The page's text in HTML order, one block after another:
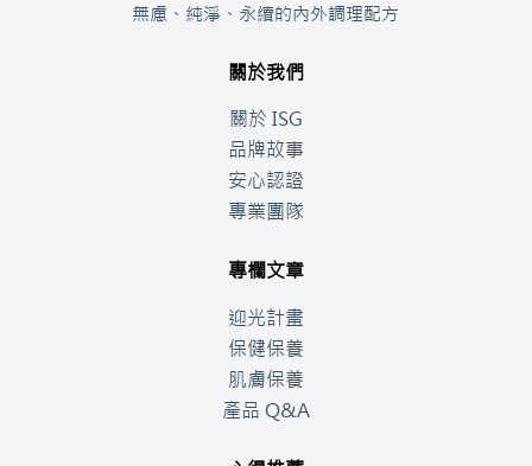
無慮、純淨、永續的內外調理配方
關於我們
關於 ISG
品牌故事
安心認證
專業團隊
專欄文章
迎光計畫
保健保養
肌膚保養
產品 Q&A